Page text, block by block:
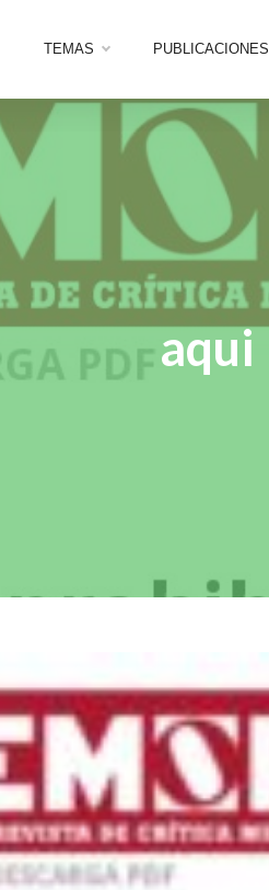
TEMAS PUBLICACIONES
aqui